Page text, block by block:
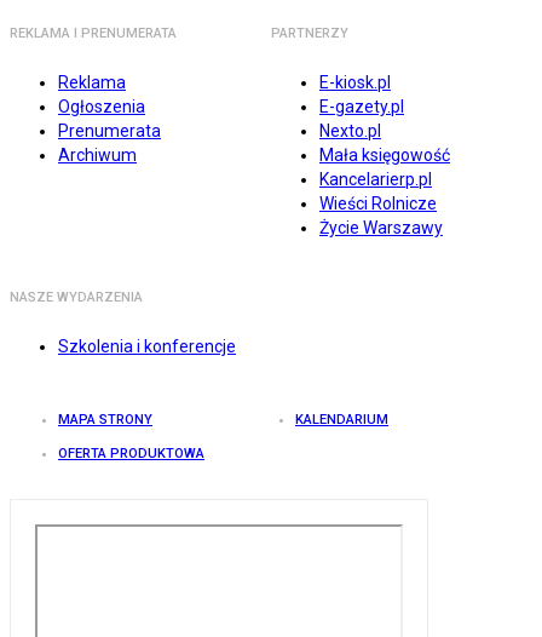
REKLAMA I PRENUMERATA
Reklama
Ogłoszenia
Prenumerata
Archiwum
PARTNERZY
E-kiosk.pl
E-gazety.pl
Nexto.pl
Mała księgowość
Kancelarierp.pl
Wieści Rolnicze
Życie Warszawy
NASZE WYDARZENIA
Szkolenia i konferencje
MAPA STRONY KALENDARIUM
OFERTA PRODUKTOWA